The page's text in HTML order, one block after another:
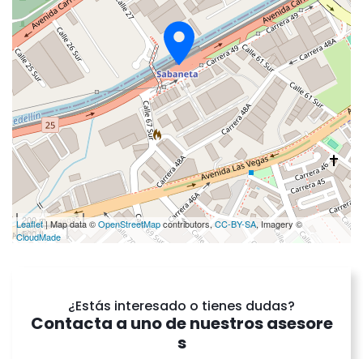
200 m
500 ft
Leaflet| Map data ©OpenStreetMapcontributors,CC-BY-SA, Imagery ©
CloudMade
¿Estás interesado o tienes dudas?
Contacta a uno de nuestros asesore
s